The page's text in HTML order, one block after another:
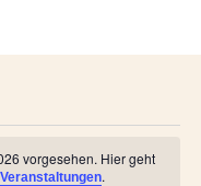
vorgesehen. Hier geht
.